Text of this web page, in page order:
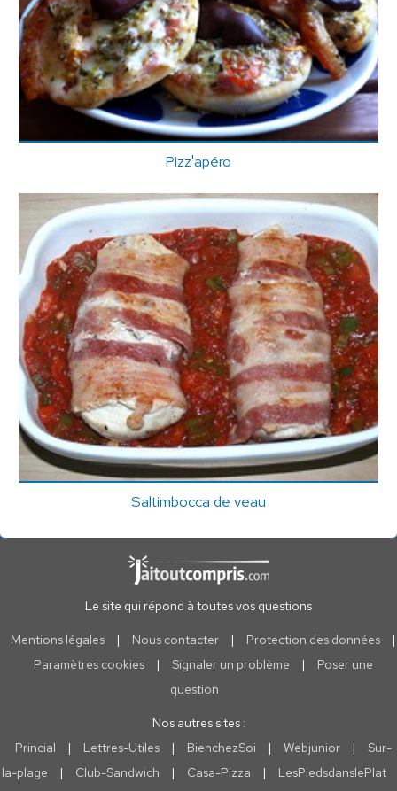
Pizz'apéro
Saltimbocca de veau
Le site qui répond à toutes vos questions
Mentions légales | Nous contacter | Protection des données
|
Paramètres cookies
| Signaler un problème |
Poser une
question
Nos autres sites :
Princial
| Lettres-Utiles | BienchezSoi | Webjunior |
Sur-
la-plage
| Club-Sandwich | Casa-Pizza | LesPiedsdanslePlat